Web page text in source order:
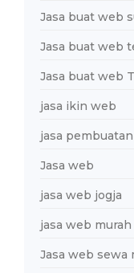
Jasa buat web
Jasa buat web
Jasa buat web
jasa ikin web
jasa
Jasa web
jasa web jogja
jasa web murah
Jasa web sewa